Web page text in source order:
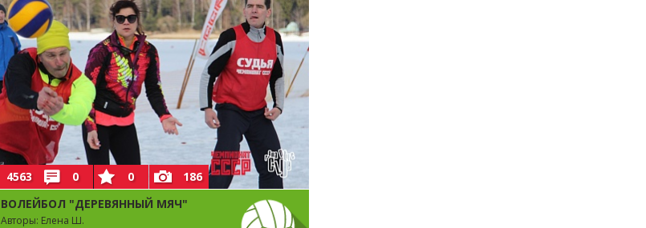
4563 0 0 186
ВОЛЕЙБОЛ "ДЕРЕВЯННЫЙ МЯЧ"
Авторы: Елена Ш.